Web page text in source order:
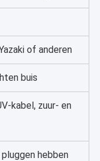
of anderen
buis
kabel, zuur- en
hebben